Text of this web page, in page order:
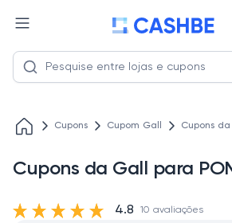
Cupons Cupom Gall Cupons da
Cupons da Gall para
4.8 10 avaliações